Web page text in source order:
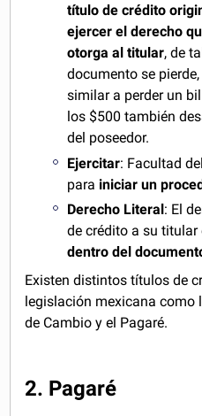
título de crédito
ejercer el derecho
otorga al titular, de
documento se
similar a perder un
los $500 también
del poseedor.
Ejercitar: Facultad
para iniciar un
Derecho Literal : El
de crédito a su
dentro del
Existen distintos títulos de
legislación mexicana como
de Cambio y el Pagaré.
2. Pagaré